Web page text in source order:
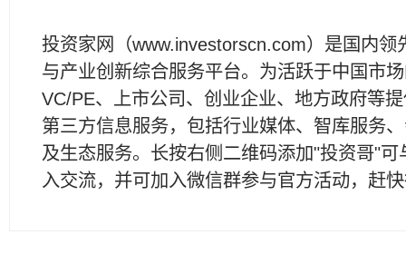
投资家网（www.investorscn.com）是国内领
与产业创新综合服务平台。为活跃于中国市
VC/PE、上市公司、创业企业、地方政府等
第三方信息服务，包括行业媒体、智库服务
及生态服务。长按右侧二维码添加"投资哥"可
入交流，并可加入微信群参与官方活动，赶